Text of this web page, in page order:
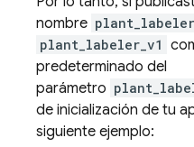
nombre
plant_labeler_v1
predeterminado del
parámetro
de inicialización de tu
siguiente ejemplo: